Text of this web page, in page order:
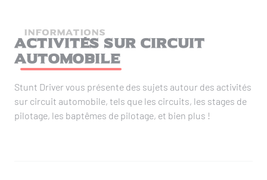
INFORMATIONS
Activités sur circuit
automobile
Stunt Driver vous présente des sujets autour des activités
sur circuit automobile, tels que les circuits, les stages de
pilotage, les baptêmes de pilotage, et bien plus !